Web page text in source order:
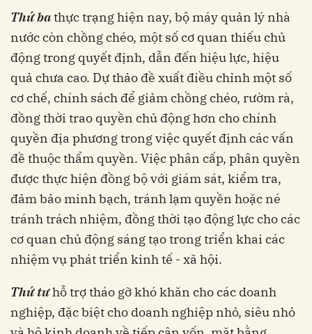
Thứ bathực trạng hiện nay, bộ máy quản lý nhà
nước còn chồng chéo, một số cơ quan thiếu chủ
động trong quyết định, dẫn đến hiệu lực, hiệu
quả chưa cao. Dự thảo đề xuất điều chỉnh một số
cơ chế, chính sách để giảm chồng chéo, rườm rà,
đồng thời trao quyền chủ động hơn cho chính
quyền địa phương trong việc quyết định các vấn
đề thuộc thẩm quyền. Việc phân cấp, phân quyền
được thực hiện đồng bộ với giám sát, kiểm tra,
đảm bảo minh bạch, tránh lạm quyền hoặc né
tránh trách nhiệm, đồng thời tạo động lực cho các
cơ quan chủ động sáng tạo trong triển khai các
nhiệm vụ phát triển kinh tế - xã hội.
Thứ tưhỗ trợ tháo gỡ khó khăn cho các doanh
nghiệp, đặc biệt cho doanh nghiệp nhỏ, siêu nhỏ